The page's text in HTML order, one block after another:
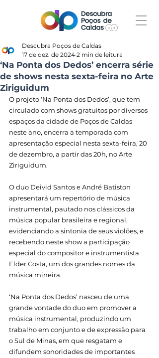
‘Na Ponta dos Dedos’ encerra série
de shows nesta sexta-feira no Arte
Ziriguidum
Descubra Poços de Caldas
17 de dez. de 2024 2 min de leitura
O projeto ‘Na Ponta dos Dedos’, que tem
circulado com shows gratuitos por diversos
espaços da cidade de Poços de Caldas
neste ano, encerra a temporada com
apresentação especial nesta sexta-feira, 20
de dezembro, a partir das 20h, no Arte
Ziriguidum.
O duo Deivid Santos e André Batiston
apresentará um repertório de música
instrumental, pautado nos clássicos da
música popular brasileira e regional,
evidenciando a sintonia de seus violões, e
recebendo neste show a participação
especial do compositor e instrumentista
Elder Costa, um dos grandes nomes da
música mineira.
‘Na Ponta dos Dedos’ nasceu de uma
grande vontade do duo em promover a
música instrumental, produzindo um
trabalho em conjunto e de expressão para
o Sul de Minas, em que resgatam e
difundem sonoridades de importantes